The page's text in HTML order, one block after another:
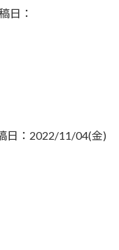
日：
日：2022/11/04(金)